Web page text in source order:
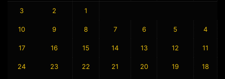
1
2
3
4
5
6
7
8
9
10
11
12
13
14
15
16
17
18
19
20
21
22
23
24